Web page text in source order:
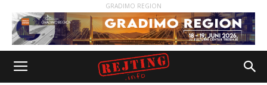
GRADIMO REGION